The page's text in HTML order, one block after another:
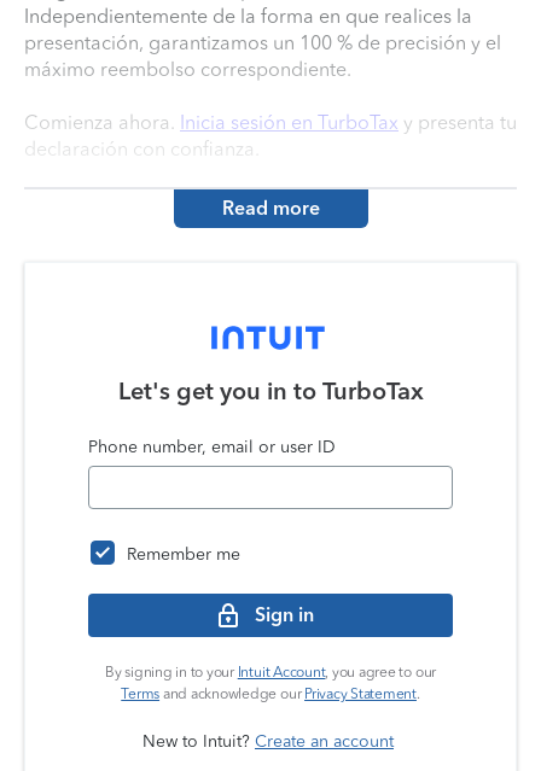
Independientemente de la forma en que realices la
presentación, garantizamos un 100 % de precisión y el
máximo reembolso correspondiente.
Comienza ahora. Inicia sesión en TurboTax y presenta tu
declaración con confianza.
Read more
Let's get you in to TurboTax
Phone number, email or user ID
Remember me
Sign in
By signing in to your Intuit Account, you agree to our
Terms and acknowledge our Privacy Statement.
New to Intuit? Create an account